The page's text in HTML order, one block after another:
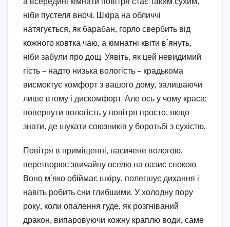
ніби пустеля вночі. Шкіра на обличчі
натягується, як барабан, горло свербить від
кожного ковтка чаю, а кімнатні квіти в’януть,
ніби забули про дощ. Уявіть, як цей невидимий
гість – надто низька вологість – крадькома
висмоктує комфорт з вашого дому, залишаючи
лише втому і дискомфорт. Але ось у чому краса:
повернути вологість у повітря просто, якщо
знати, де шукати союзників у боротьбі з сухістю.
Повітря в приміщенні, насичене вологою,
перетворює звичайну оселю на оазис спокою.
Воно м’яко обіймає шкіру, полегшує дихання і
навіть робить сни глибшими. У холодну пору
року, коли опалення гуде, як розгніваний
дракон, випаровуючи кожну краплю води, саме